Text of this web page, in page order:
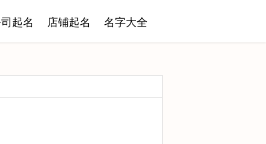
起名 店铺起名 名字大全